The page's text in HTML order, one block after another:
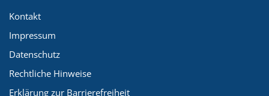
Kontakt
Impressum
Datenschutz
Rechtliche Hinweise
Erklärung zur Barrierefreiheit